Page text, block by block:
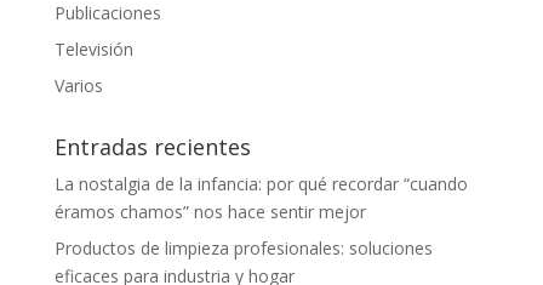
Publicaciones
Televisión
Varios
Entradas recientes
La nostalgia de la infancia: por qué recordar “cuando
éramos chamos” nos hace sentir mejor
Productos de limpieza profesionales: soluciones
eficaces para industria y hogar